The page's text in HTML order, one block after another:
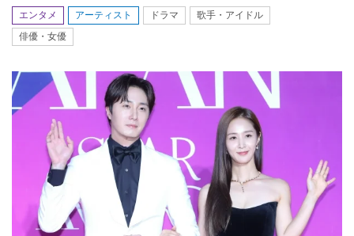
エンタメ アーティスト ドラマ
歌手・アイドル
俳優・女優